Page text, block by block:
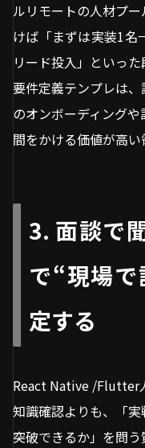
ルリモートの人材プ
けば「まずは実装1
リード投入」といった
要件定義テンプレは
のオンボーディング
間をかける価値が高い
3. 面談で
で“現場
定する
React Native /Flutter
知識確認よりも、「
突破できるか」を問う